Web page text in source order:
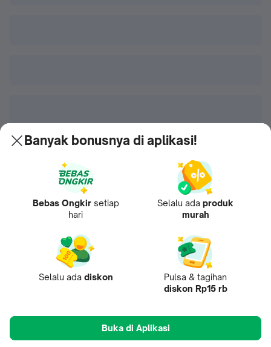
Banyak bonusnya di aplikasi!
Bebas Ongkir setiap
hari
Selalu ada produk
murah
Selalu ada diskon
Pulsa & tagihan
diskon Rp15 rb
Buka di Aplikasi